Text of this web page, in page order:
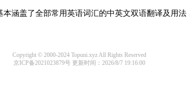
涵盖了全部常用英语词汇的中英文双语翻译及用法
Copyright © 2000-2024 Topuni.xyz All Rights Reserved
京ICP备2021023879号更新时间：2026/8/7 19:16:00